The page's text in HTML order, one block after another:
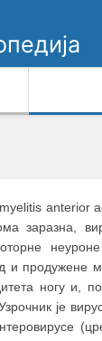
anterior
заразна,
и продужене
ногу и,
је